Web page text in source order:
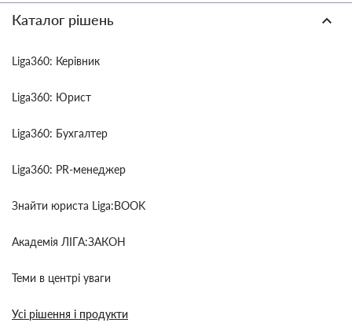
Каталог рішень
Liga360: Керівник
Liga360: Юрист
Liga360: Бухгалтер
Liga360: PR-менеджер
Знайти юриста Liga:BOOK
Академія ЛІГА:ЗАКОН
Теми в центрі уваги
Усі рішення і продукти